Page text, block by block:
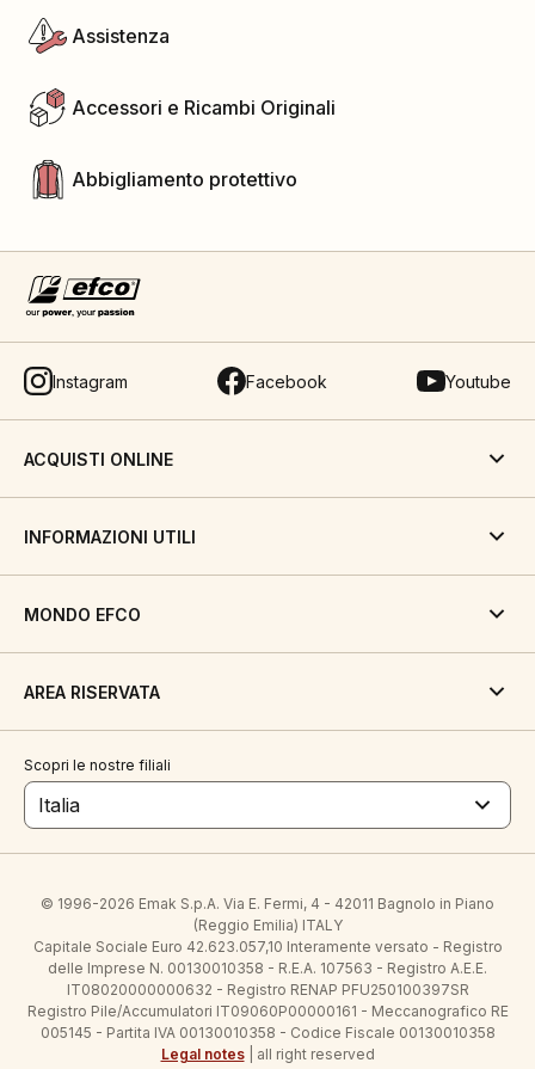
Assistenza
Accessori e Ricambi Originali
Abbigliamento protettivo
Instagram Facebook Youtube
ACQUISTI ONLINE
INFORMAZIONI UTILI
MONDO EFCO
AREA RISERVATA
Scopri le nostre filiali
Italia
© 1996-2026 Emak S.p.A. Via E. Fermi, 4 - 42011 Bagnolo in Piano
(Reggio Emilia) ITALY
Capitale Sociale Euro 42.623.057,10 Interamente versato - Registro
delle Imprese N. 00130010358 - R.E.A. 107563 - Registro A.E.E.
IT08020000000632 - Registro RENAP PFU250100397SR
Registro Pile/Accumulatori IT09060P00000161 - Meccanografico RE
005145 - Partita IVA 00130010358 - Codice Fiscale 00130010358
Legal notes| all right reserved